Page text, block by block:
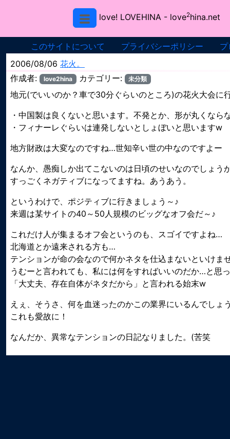
love! LOVEHINA - love2hina.net
このサイトについて プライバシーポリシー
2006/08/06 花火。
作成者:
love2hina カテゴリー: 未分類
地元(でいいのか？車で30分ぐらいのところ)の花火大会に
・中国製は良くないと思います。不発とか、形が丸くなら
・フィナーレぐらいは連発しないとしょぼいと思いますw
地方財政は大変なのですね…世知辛い世の中なのですよー
なんか、愚痴しか出てこないのは日頃のせいなのでしょう
すっごくネガティブになってますね。あうあう。
というわけで、ポジティブに行きましょう～♪
来週は某サイトの40～50人規模のビッグなオフ会だ～♪
これだけ人が集まるオフ会というのも、スゴイですよね…
北海道とか遠来される方も…
テンションが命の会なので何かネタを仕込まないといけま
うむーと言われても、私には何をすればいいのだか…と思
「大丈夫、存在自体がネタだから」と言われる始末w
えぇ、そうさ、何を血迷ったのかこの業界にいるんでしょ
これも愛故に！
なんだか、異常なテンションの日記なりました。(苦笑